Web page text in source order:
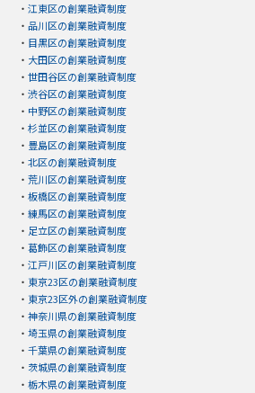
・ 江東区の創業融資制度
・ 品川区の創業融資制度
・ 目黒区の創業融資制度
・ 大田区の創業融資制度
・ 世田谷区の創業融資制度
・ 渋谷区の創業融資制度
・ 中野区の創業融資制度
・ 杉並区の創業融資制度
・ 豊島区の創業融資制度
・ 北区の創業融資制度
・ 荒川区の創業融資制度
・ 板橋区の創業融資制度
・ 練馬区の創業融資制度
・ 足立区の創業融資制度
・ 葛飾区の創業融資制度
・ 江戸川区の創業融資制度
・ 東京23区の創業融資制度
・ 東京23区外の創業融資制度
・ 神奈川県の創業融資制度
・ 埼玉県の創業融資制度
・ 千葉県の創業融資制度
・ 茨城県の創業融資制度
・ 栃木県の創業融資制度